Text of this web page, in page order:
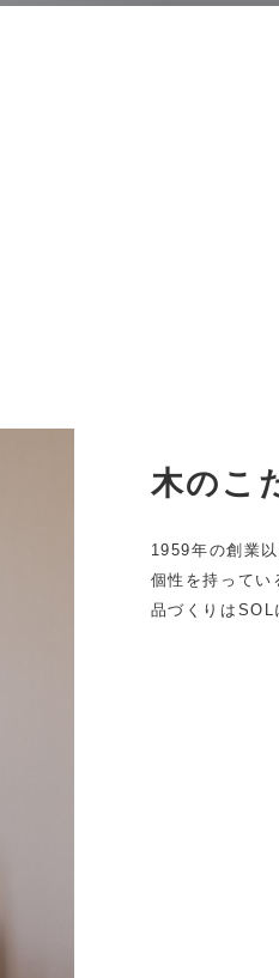
木のこ
1959年の創業
個性を持ってい
品づくりはSOL